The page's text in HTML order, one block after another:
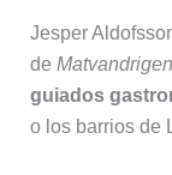
Jesper
de Matvandrigen
guiados
o los barrios de